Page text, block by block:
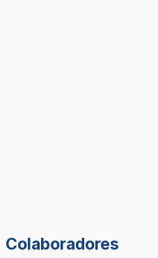
Colaboradores